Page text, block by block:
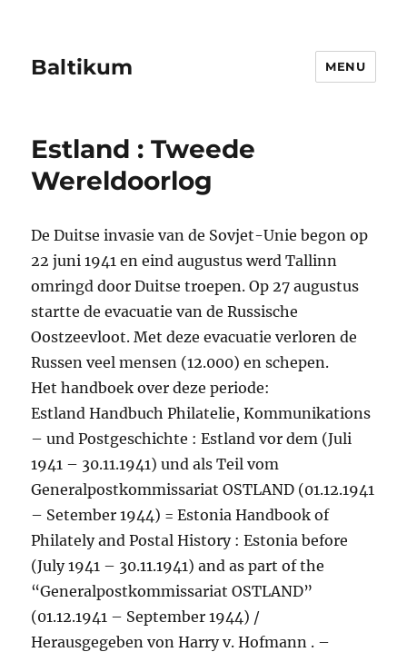
Baltikum MENU
Estland : Tweede
Wereldoorlog
De Duitse invasie van de Sovjet-Unie begon op
22 juni 1941 en eind augustus werd Tallinn
omringd door Duitse troepen. Op 27 augustus
startte de evacuatie van de Russische
Oostzeevloot. Met deze evacuatie verloren de
Russen veel mensen (12.000) en schepen.
Het handboek over deze periode:
Estland Handbuch Philatelie, Kommunikations
– und Postgeschichte : Estland vor dem (Juli
1941 – 30.11.1941) und als Teil vom
Generalpostkommissariat OSTLAND (01.12.1941
– Setember 1944) = Estonia Handbook of
Philately and Postal History : Estonia before
(July 1941 – 30.11.1941) and as part of the
“Generalpostkommissariat OSTLAND”
(01.12.1941 – September 1944) /
Herausgegeben von Harry v. Hofmann . –